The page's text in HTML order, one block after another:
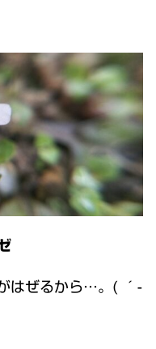
はぜるから…。( ´-